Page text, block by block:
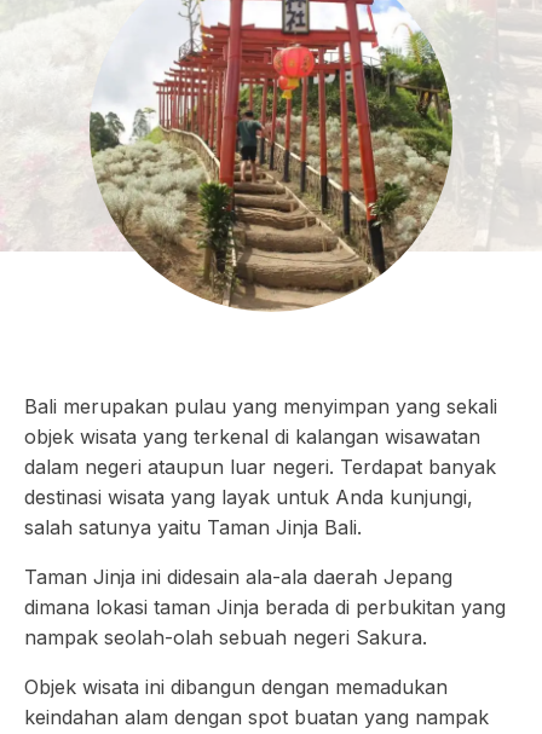
Bali merupakan pulau yang menyimpan yang sekali
objek wisata yang terkenal di kalangan wisawatan
dalam negeri ataupun luar negeri. Terdapat banyak
destinasi wisata yang layak untuk Anda kunjungi,
salah satunya yaitu Taman Jinja Bali.
Taman Jinja ini didesain ala-ala daerah Jepang
dimana lokasi taman Jinja berada di perbukitan yang
nampak seolah-olah sebuah negeri Sakura.
Objek wisata ini dibangun dengan memadukan
keindahan alam dengan spot buatan yang nampak